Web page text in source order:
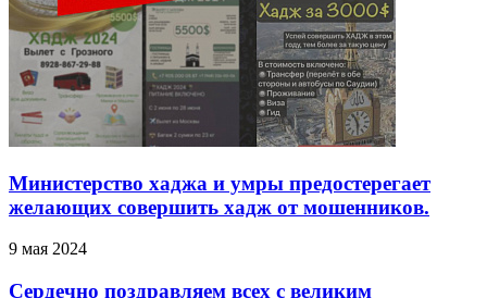
Министерство хаджа и умры предостерегает
желающих совершить хадж от мошенников.
9 мая 2024
Сердечно поздравляем всех с великим